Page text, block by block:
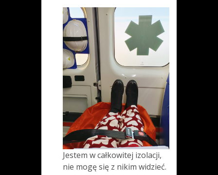
Jestem w całkowitej izolacji,
nie mogę się z nikim widzieć.